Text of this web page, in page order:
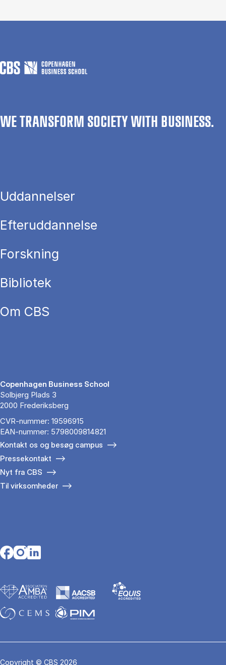
WE TRANSFORM SOCIETY WITH BUSINESS.
Uddannelser
Efteruddannelse
Forskning
Bibliotek
Om CBS
Copenhagen Business School
Solbjerg Plads 3
2000 Frederiksberg
CVR-nummer: 19596915
EAN-nummer: 5798009814821
Kontakt os og besøg campus
Pressekontakt
Nyt fra CBS
Til virksomheder
Opens in a new tab
Opens in a new tab
Opens in a new tab
Copyright © CBS 2026